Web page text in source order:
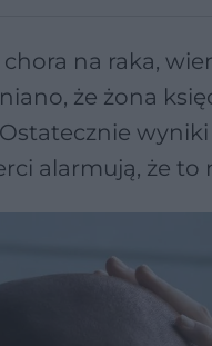
chora na raka,
że żona
alarmują, że